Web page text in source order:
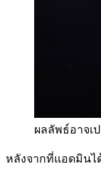
ผลลัพธ์อาจเ
หลังจากที่แอดมิน